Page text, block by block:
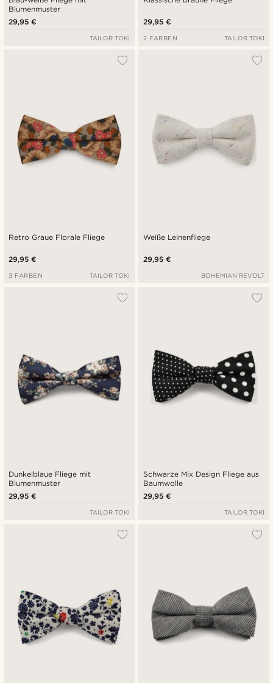
Blumenmuster
29,95 €
TAILOR TOKI
29,95 €
2 FARBEN TAILOR TOKI
Retro Graue Florale Fliege
29,95 €
3 FARBEN TAILOR TOKI
Weiße Leinenfliege
29,95 €
BOHEMIAN REVOLT
Dunkelblaue Fliege mit
Blumenmuster
29,95 €
TAILOR TOKI
Schwarze Mix Design Fliege aus
Baumwolle
29,95 €
TAILOR TOKI